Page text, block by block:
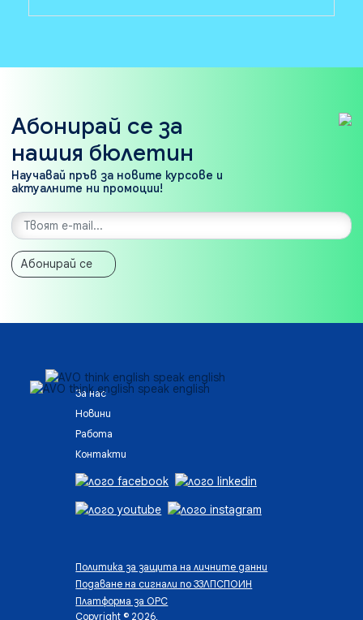
Абонирай се за
нашия бюлетин
Научавай пръв за новите курсове и
актуалните ни промоции!
Абонирай се
За нас
Новини
Работа
Контакти
Политика за защита на личните данни
Подаване на сигнали по ЗЗЛПСПОИН
Платформа за ОРС
Copyright © 2026,